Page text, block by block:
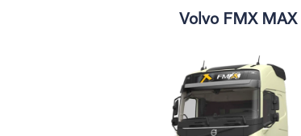
Volvo FMX MAX